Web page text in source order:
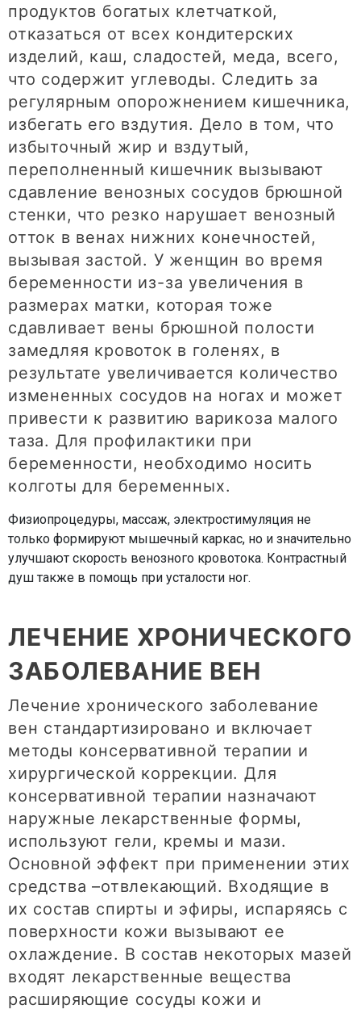
продуктов богатых клетчаткой,
отказаться от всех кондитерских
изделий, каш, сладостей, меда, всего,
что содержит углеводы. Следить за
регулярным опорожнением кишечника,
избегать его вздутия. Дело в том, что
избыточный жир и вздутый,
переполненный кишечник вызывают
сдавление венозных сосудов брюшной
стенки, что резко нарушает венозный
отток в венах нижних конечностей,
вызывая застой. У женщин во время
беременности из-за увеличения в
размерах матки, которая тоже
сдавливает вены брюшной полости
замедляя кровоток в голенях, в
результате увеличивается количество
измененных сосудов на ногах и может
привести к развитию варикоза малого
таза. Для профилактики при
беременности, необходимо носить
колготы для беременных.
Физиопроцедуры, массаж, электростимуляция не
только формируют мышечный каркас, но и значительно
улучшают скорость венозного кровотока. Контрастный
душ также в помощь при усталости ног.
ЛЕЧЕНИЕ ХРОНИЧЕСКОГО
ЗАБОЛЕВАНИЕ ВЕН
Лечение хронического заболевание
вен стандартизировано и включает
методы консервативной терапии и
хирургической коррекции. Для
консервативной терапии назначают
наружные лекарственные формы,
используют гели, кремы и мази.
Основной эффект при применении этих
средства –отвлекающий. Входящие в
их состав спирты и эфиры, испаряясь с
поверхности кожи вызывают ее
охлаждение. В состав некоторых мазей
входят лекарственные вещества
расширяющие сосуды кожи и